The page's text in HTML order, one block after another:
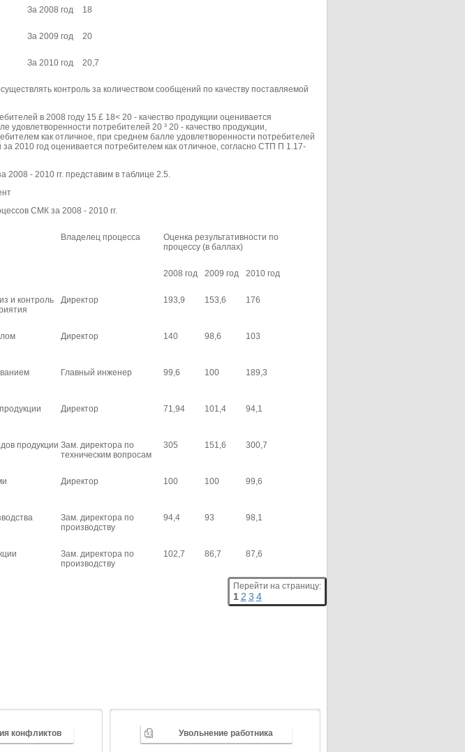
За 2008 год 18
За 2009 год 20
За 2010 год 20,7
контроль за количеством сообщений по качеству поставляемой
в 2008 году 15 £ 18< 20 - качество продукции оценивается
удовлетворенности потребителей 20 ³ 20 - качество продукции,
как отличное, при среднем балле удовлетворенности потребителей
за 2010 год оценивается потребителем как отличное, согласно СТП П 1.17-
- 2010 гг. представим в таблице 2.5.
СМК за 2008 - 2010 гг.
Владелец процесса
Оценка результативности по
процессу (в баллах)
2008 год 2009 год 2010 год
и контроль
Директор 193,9 153,6 176
Директор 140 98,6 103
Главный инженер 99,6 100 189,3
Директор 71,94 101,4 94,1
продукции Зам. директора по
техническим вопросам
305 151,6 300,7
Директор 100 100 99,6
Зам. директора по
производству
94,4 93 98,1
Зам. директора по
производству
102,7 86,7 87,6
Перейти на страницу:
1 2 3 4
конфликтов Увольнение работника